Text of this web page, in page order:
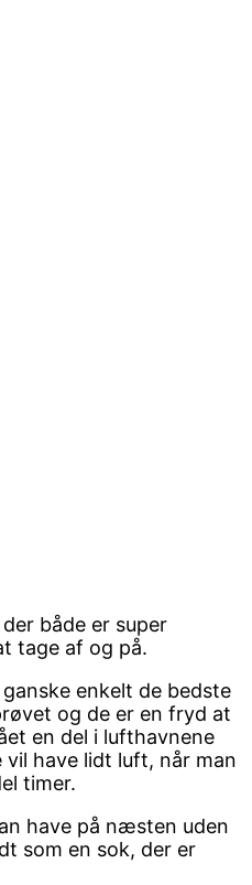
både er super
tage af og på.
enkelt de bedste
og de er en fryd at
en del i lufthavnene
vil have lidt luft, når man
timer.
have på næsten uden
som en sok, der er